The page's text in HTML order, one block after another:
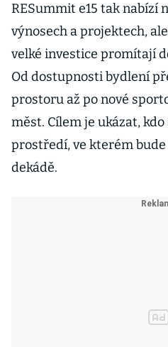
RESummit e15 tak nabízí
výnosech a projektech,
velké investice promítají
Od dostupnosti bydlení
prostoru až po nové
měst. Cílem je ukázat,
prostředí, ve kterém
dekádě.